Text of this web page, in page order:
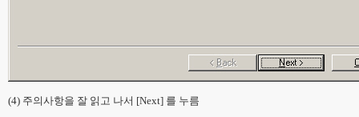
(4) 주의사항을 잘 읽고 나서 [Next] 를 누름